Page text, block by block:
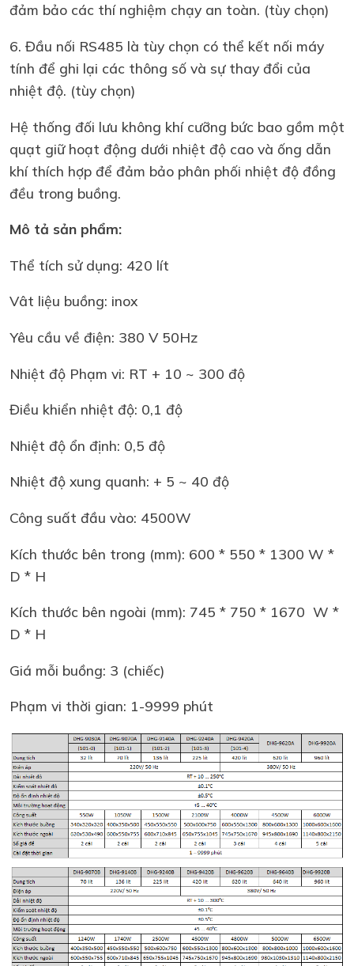
đảm bảo các thí nghiệm chạy an toàn. (tùy chọn)
6. Đầu nối RS485 là tùy chọn có thể kết nối máy
tính để ghi lại các thông số và sự thay đổi của
nhiệt độ. (tùy chọn)
Hệ thống đối lưu không khí cưỡng bức bao gồm một
quạt giữ hoạt động dưới nhiệt độ cao và ống dẫn
khí thích hợp để đảm bảo phân phối nhiệt độ đồng
đều trong buồng.
Mô tả sản phẩm:
Thể tích sử dụng: 420 lít
Vât liệu buồng: inox
Yêu cầu về điện: 380 V 50Hz
Nhiệt độ Phạm vi: RT + 10 ~ 300 độ
Điều khiển nhiệt độ: 0,1 độ
Nhiệt độ ổn định: 0,5 độ
Nhiệt độ xung quanh: + 5 ~ 40 độ
Công suất đầu vào: 4500W
Kích thước bên trong (mm): 600 * 550 * 1300 W *
D * H
Kích thước bên ngoài (mm): 745 * 750 * 1670 W *
D * H
Giá mỗi buồng: 3 (chiếc)
Phạm vi thời gian: 1-9999 phút